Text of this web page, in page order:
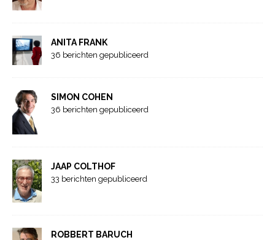
ANITA FRANK
36 berichten gepubliceerd
SIMON COHEN
36 berichten gepubliceerd
JAAP COLTHOF
33 berichten gepubliceerd
ROBBERT BARUCH